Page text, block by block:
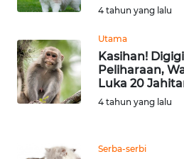
4 tahun yang lalu
Utama
Kasihan!
Peliharaan,
Luka 20
4 tahun yang lalu
Serba-serbi
TENTANG
PEDOMAN
MEDIA
SIBER